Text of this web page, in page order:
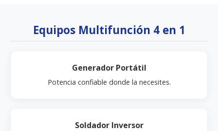
Equipos Multifunción 4 en 1
Generador Portátil
Potencia confiable donde la necesites.
Soldador Inversor